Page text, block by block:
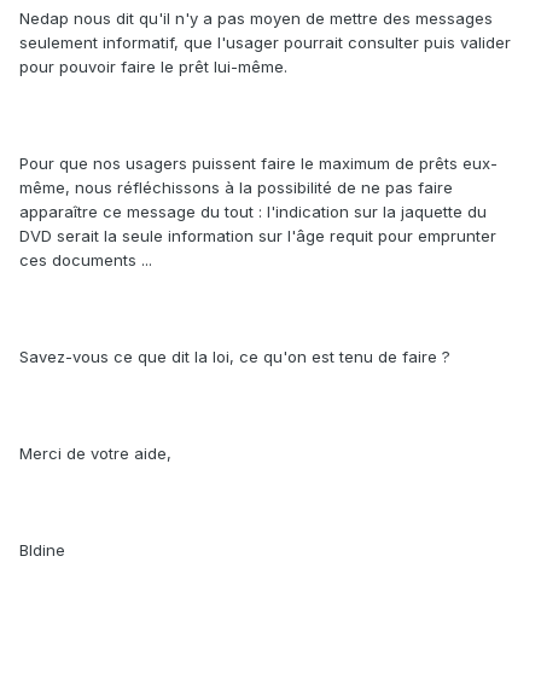
Nedap nous dit qu'il n'y a pas moyen de mettre des messages
seulement informatif, que l'usager pourrait consulter puis valider
pour pouvoir faire le prêt lui-même.
Pour que nos usagers puissent faire le maximum de prêts eux-
même, nous réfléchissons à la possibilité de ne pas faire
apparaître ce message du tout : l'indication sur la jaquette du
DVD serait la seule information sur l'âge requit pour emprunter
ces documents ...
Savez-vous ce que dit la loi, ce qu'on est tenu de faire ?
Merci de votre aide,
Bldine